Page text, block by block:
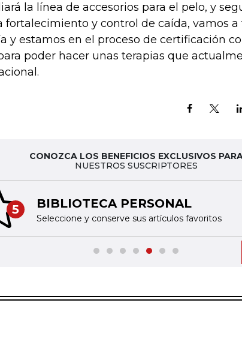
la línea de accesorios para el pelo, y
fortalecimiento y control de caída, vamos a
y estamos en el proceso de certificación
poder hacer unas terapias que
CONOZCA LOS BENEFICIOS EXCLUSIVOS
NUESTROS SUSCRIPTORES
5 BIBLIOTECA PERSONAL
Seleccione y conserve sus artículos favoritos